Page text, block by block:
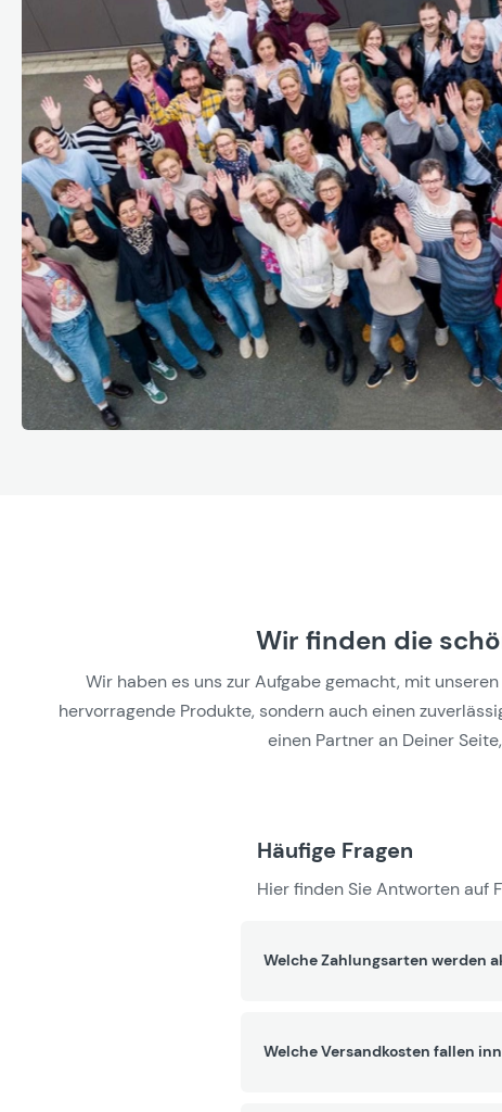
Wir finden die
Wir haben es uns zur Aufgabe gemacht, mit
hervorragende Produkte, sondern auch einen
einen Partner an Deiner
Häufige Fragen
Hier finden Sie Antworten auf
Welche Zahlungsarten werden
Welche Versandkosten fallen